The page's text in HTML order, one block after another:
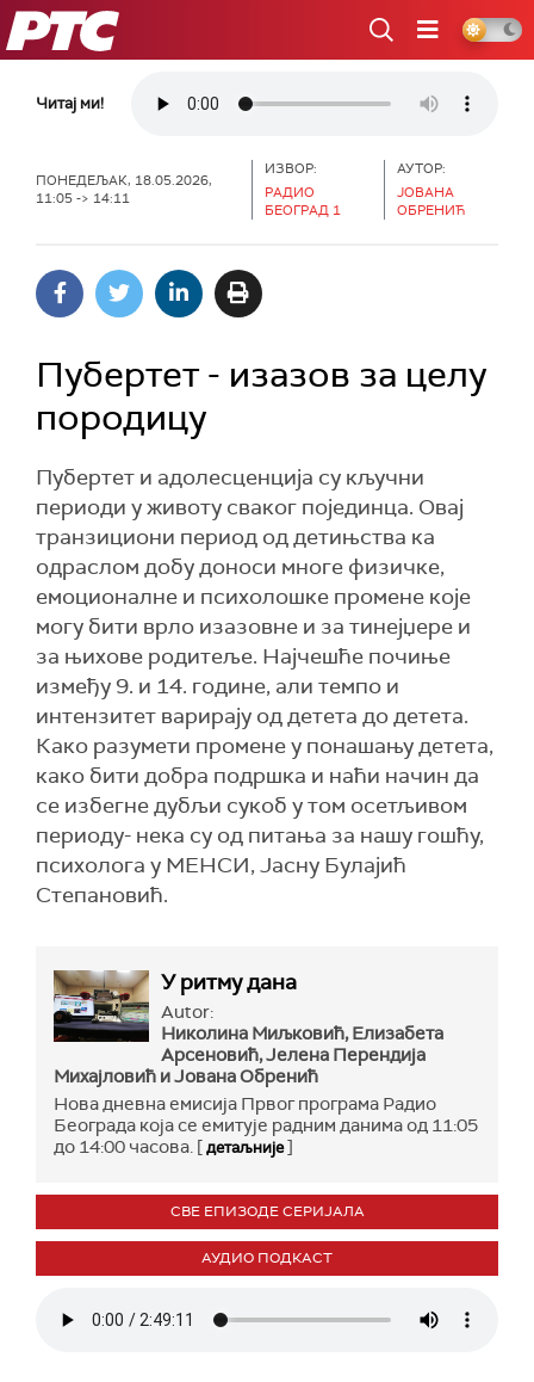
РТС
Читај ми!
ПОНЕДЕЉАК, 18.05.2026,
11:05 -> 14:11
ИЗВОР:
РАДИО
БЕОГРАД 1
АУТОР:
ЈОВАНА
ОБРЕНИЋ
Пубертет - изазов за целу
породицу
Пубертет и адолесценција су кључни
периоди у животу сваког појединца. Овај
транзициони период од детињства ка
одраслом добу доноси многе физичке,
емоционалне и психолошке промене које
могу бити врло изазовне и за тинејџере и
за њихове родитеље. Најчешће почиње
између 9. и 14. године, али темпо и
интензитет варирају од детета до детета.
Како разумети промене у понашању детета,
како бити добра подршка и наћи начин да
се избегне дубљи сукоб у том осетљивом
периоду- нека су од питања за нашу гошћу,
психолога у МЕНСИ, Јасну Булајић
Степановић.
У ритму дана
Autor:
Николина Миљковић, Елизабета
Арсеновић, Јелена Перендија
Михајловић и Јована Обренић
Нова дневна емисија Првог програма Радио
Београда која се емитује радним данима од 11:05
до 14:00 часова. [детаљније]
СВЕ ЕПИЗОДЕ СЕРИЈАЛА
АУДИО ПОДКАСТ